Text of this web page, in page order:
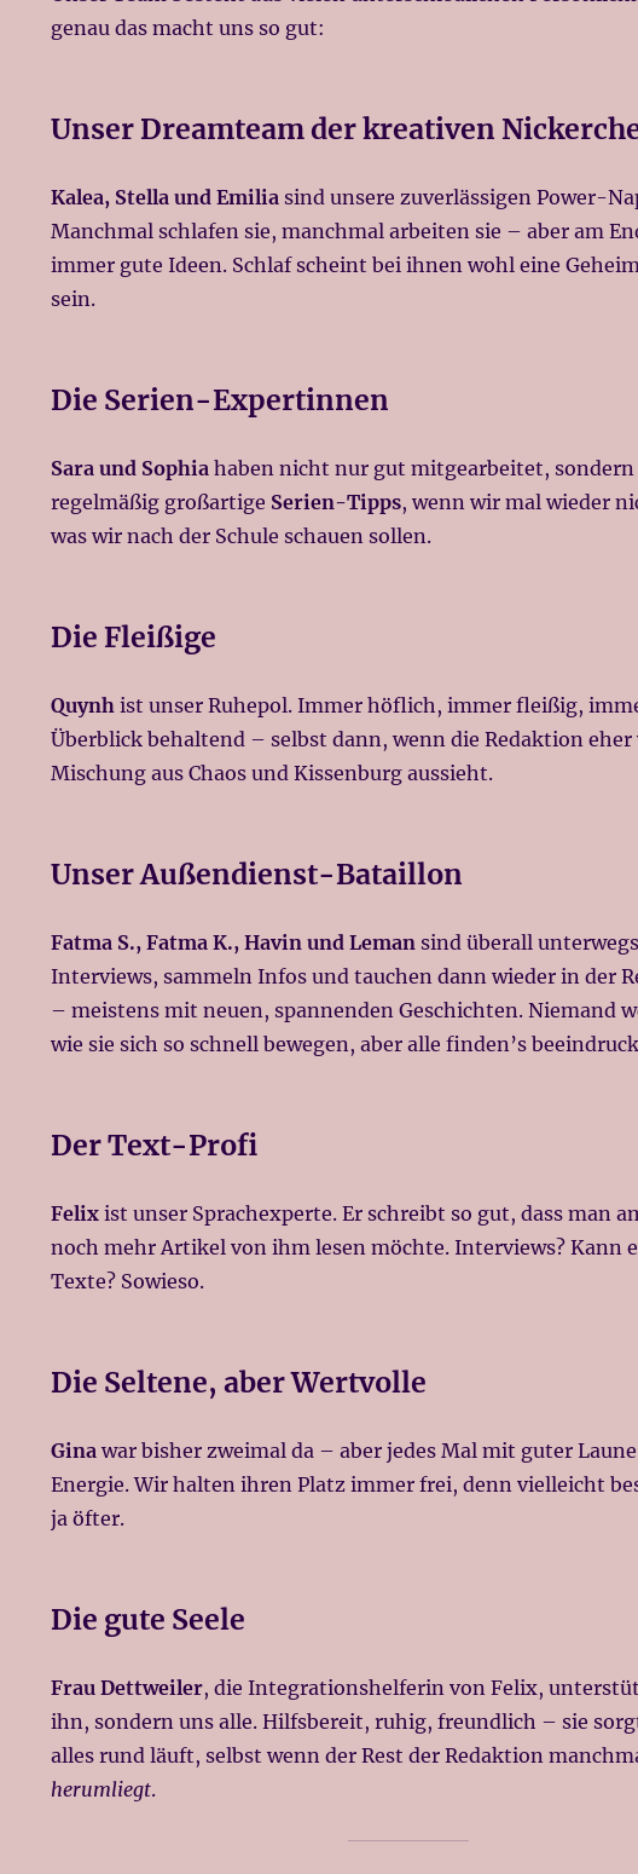
genau das macht uns so gut:
Unser Dreamteam der kreativen
Kalea, Stella und Emiliasind unsere zuverlässigen Power-
Manchmal schlafen sie, manchmal arbeiten sie – aber am
immer gute Ideen. Schlaf scheint bei ihnen wohl eine
sein.
Die Serien-Expertinnen
Sara und Sophiahaben nicht nur gut mitgearbeitet,
regelmäßig großartige Serien-Tipps, wenn wir mal wieder
was wir nach der Schule schauen sollen.
Die Fleißige
Quynhist unser Ruhepol. Immer höflich, immer fleißig,
Überblick behaltend – selbst dann, wenn die Redaktion eher
Mischung aus Chaos und Kissenburg aussieht.
Unser Außendienst-Bataillon
Fatma S., Fatma K., Havin und Lemansind überall
Interviews, sammeln Infos und tauchen dann wieder in der
– meistens mit neuen, spannenden Geschichten. Niemand
wie sie sich so schnell bewegen, aber alle finden’s
Der Text-Profi
Felixist unser Sprachexperte. Er schreibt so gut, dass man
noch mehr Artikel von ihm lesen möchte. Interviews? Kann
Texte? Sowieso.
Die Seltene, aber Wertvolle
Ginawar bisher zweimal da – aber jedes Mal mit guter
Energie. Wir halten ihren Platz immer frei, denn vielleicht
ja öfter.
Die gute Seele
Frau Dettweiler, die Integrationshelferin von Felix,
ihn, sondern uns alle. Hilfsbereit, ruhig, freundlich – sie
alles rund läuft, selbst wenn der Rest der Redaktion
herumliegt.